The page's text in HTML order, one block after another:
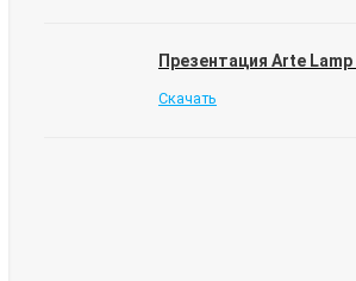
Презентация Arte Lamp
Скачать